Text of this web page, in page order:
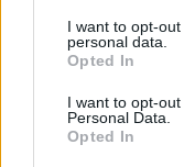
I want to opt-
personal data.
Opted In
I want to opt-
Personal Data.
Opted In
του
επεξεργασμένα